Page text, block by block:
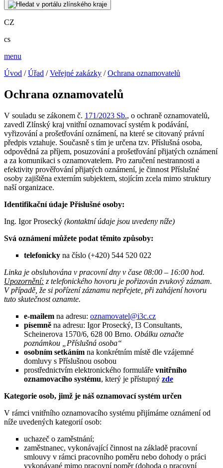
CZ
cs
menu
Úvod /Úřad /Veřejné zakázky /Ochrana oznamovatelů
Ochrana oznamovatelů
V souladu se zákonem č. 171/2023 Sb., o ochraně oznamovatelů,
zavedl Zlínský kraj vnitřní oznamovací systém k podávání,
vyřizování a prošetřování oznámení, na které se citovaný právní
předpis vztahuje. Současně s tím je určena tzv. Příslušná osoba,
odpovědná za příjem, posuzování a prošetřování přijatých oznámení
a za komunikaci s oznamovatelem. Pro zaručení nestrannosti a
efektivity prověřování přijatých oznámení, je činnost Příslušné
osoby zajištěna externím subjektem, stojícím zcela mimo struktury
naší organizace.
Identifikační údaje Příslušné osoby:
Ing. Igor Prosecký (kontaktní údaje jsou uvedeny níže)
Svá oznámení můžete podat těmito způsoby:
telefonicky na číslo (+420) 544 520 022
Linka je obsluhována v pracovní dny v čase 08:00 – 16:00 hod.
Upozornění: z telefonického hovoru je pořizován zvukový záznam.
V případě, že si pořízení záznamu nepřejete, při zahájení hovoru
tuto skutečnost oznamte.
e-mailem na adresu: oznamovatel@i3c.cz
písemně na adresu: Igor Prosecký, I3 Consultants,
Scheinerova 1570/6, 628 00 Brno. Obálku označte
poznámkou „Příslušná osoba“
osobním setkáním na konkrétním místě dle vzájemné
domluvy s Příslušnou osobou
prostřednictvím elektronického formuláře vnitřního
oznamovacího systému, který je přístupný zde
Kategorie osob, jimž je náš oznamovací systém určen
V rámci vnitřního oznamovacího systému přijímáme oznámení od
níže uvedených kategorií osob:
uchazeč o zaměstnání;
zaměstnanec, vykonávající činnost na základě pracovní
smlouvy v rámci pracovního poměru nebo dohody o práci
vykonávané mimo pracovní poměr (dohoda o pracovní